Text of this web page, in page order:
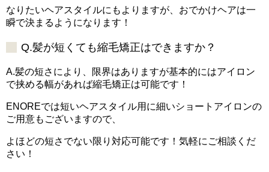
なりたいヘアスタイルにもよりますが、おでかけヘアは一
瞬で決まるようになります！
Q.髪が短くても縮毛矯正はできますか？
A.髪の短さにより、限界はありますが基本的にはアイロン
で挟める幅があれば縮毛矯正は可能です！
ENOREでは短いヘアスタイル用に細いショートアイロンの
ご用意もございますので、
よほどの短さでない限り対応可能です！気軽にご相談くだ
さい！